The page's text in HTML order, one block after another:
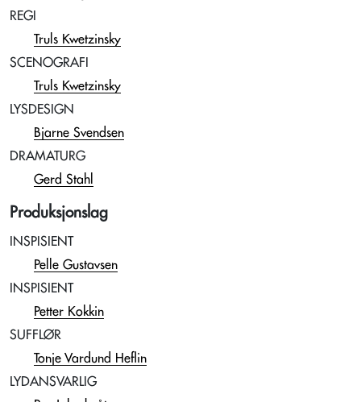
REGI
Truls Kwetzinsky
SCENOGRAFI
Truls Kwetzinsky
LYSDESIGN
Bjarne Svendsen
DRAMATURG
Gerd Stahl
Produksjonslag
INSPISIENT
Pelle Gustavsen
INSPISIENT
Petter Kokkin
SUFFLØR
Tonje Vardund Heflin
LYDANSVARLIG